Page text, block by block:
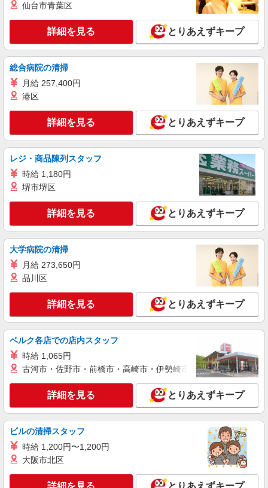
アルバイト パート
コンパスグループ・ジャパン株式会社 39502_p
NEW
調理補助【アルバイト・パート】
分単位で別途支給します。
グランダ目白落合 （東京都新宿区中落合2-
キープ 詳細を見る
コンパスグループ・ジャパン株式会社 21568_p
NEW
調理補助【アルバイト・パート】
(試用期間2ヶ月) 残業が発生した場合、残業代を1
分単位で別途支給します。
楽天新宿イーストサイドスクエア （東京都新
宿区新宿6-27-30 新宿ESS16F）
キープ 詳細を見る
アルバイト
コンパスグループ・ジャパン株式会社 21760_p
NEW
調理師【アルバイト・パート】
時給1,550円以上 試用期間中 時給1,550円以上
分単位で別途支給します。
大成建設本社 （東京都新宿区西新宿1-25-1
キープ 詳細を見る
アルバイト パート
コンパスグループ・ジャパン株式会社 31905_p
NEW
時給1,350円以上 試用期間中 時給1,350円以上
分単位で別途支給します。
東京都庁 （東京都新宿区西新宿2‐8‐1 東京
仙台市青葉区
詳細を見る とりあえずキープ
総合病院の清掃
月給 257,400円
港区
詳細を見る とりあえずキープ
レジ・商品陳列スタッフ
時給 1,180円
堺市堺区
詳細を見る とりあえずキープ
大学病院の清掃
月給 273,650円
品川区
詳細を見る とりあえずキープ
ベルク各店での店内スタッフ
時給 1,065円
古河市・佐野市・前橋市・高崎市・伊勢崎市・太田市・館林市
詳細を見る とりあえずキープ
ビルの清掃スタッフ
時給 1,200円〜1,200円
大阪市北区
詳細を見る とりあえずキープ